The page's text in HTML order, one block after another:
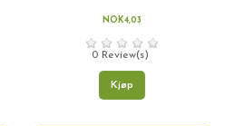
NOK4,03
0 Review(s)
Kjøp